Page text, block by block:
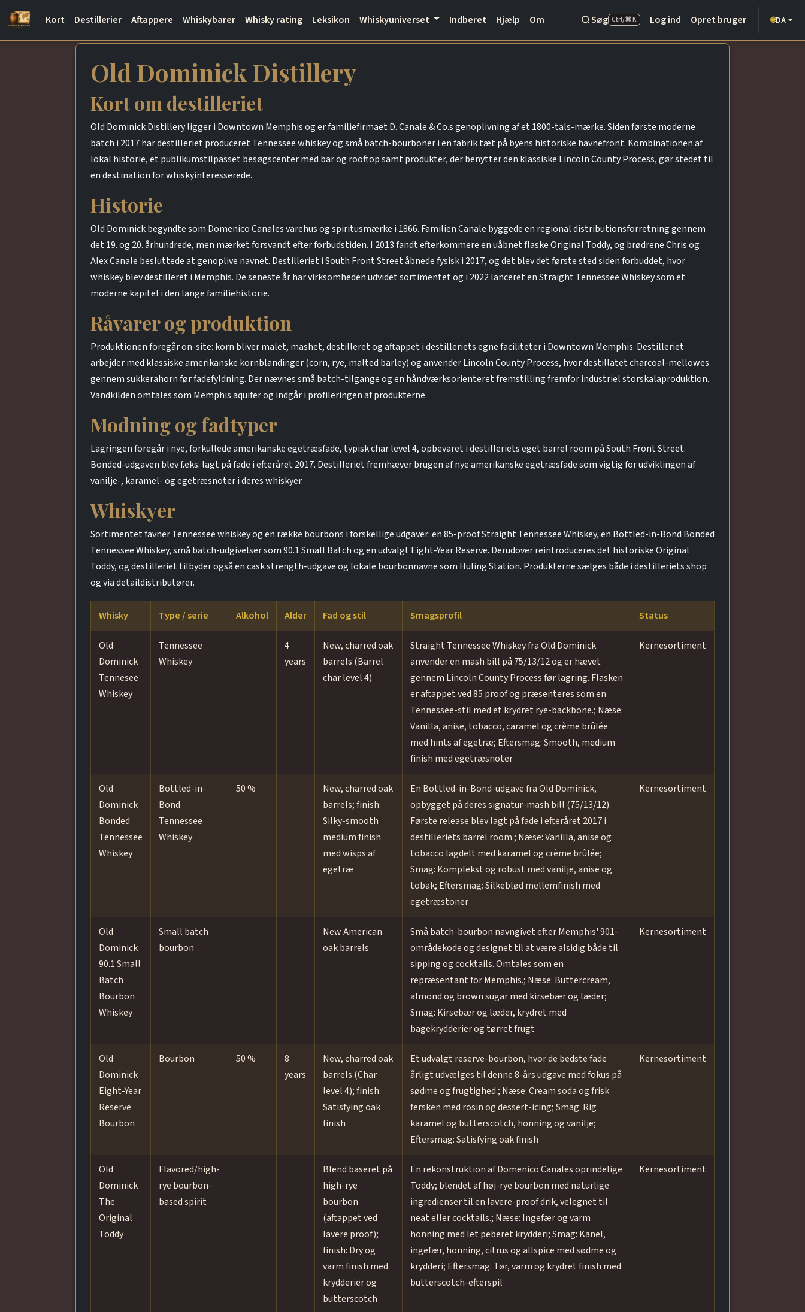
Kort Destillerier Aftappere Whiskybarer Whisky rating Leksikon Whiskyuniverset Indberet Hjælp Om Søg Ctrl/⌘ K Log ind Opret bruger 🌐DA
Old Dominick Distillery
Kort om destilleriet
Old Dominick Distillery ligger i Downtown Memphis og er familiefirmaet D. Canale & Co.s genoplivning af et 1800-tals-mærke. Siden første moderne
batch i 2017 har destilleriet produceret Tennessee whiskey og små batch-bourboner i en fabrik tæt på byens historiske havnefront. Kombinationen af
lokal historie, et publikumstilpasset besøgscenter med bar og rooftop samt produkter, der benytter den klassiske Lincoln County Process, gør stedet til
en destination for whiskyinteresserede.
Historie
Old Dominick begyndte som Domenico Canales varehus og spiritusmærke i 1866. Familien Canale byggede en regional distributionsforretning gennem
det 19. og 20. århundrede, men mærket forsvandt efter forbudstiden. I 2013 fandt efterkommere en uåbnet flaske Original Toddy, og brødrene Chris og
Alex Canale besluttede at genoplive navnet. Destilleriet i South Front Street åbnede fysisk i 2017, og det blev det første sted siden forbuddet, hvor
whiskey blev destilleret i Memphis. De seneste år har virksomheden udvidet sortimentet og i 2022 lanceret en Straight Tennessee Whiskey som et
moderne kapitel i den lange familiehistorie.
Råvarer og produktion
Produktionen foregår on-site: korn bliver malet, mashet, destilleret og aftappet i destilleriets egne faciliteter i Downtown Memphis. Destilleriet
arbejder med klassiske amerikanske kornblandinger (corn, rye, malted barley) og anvender Lincoln County Process, hvor destillatet charcoal-mellowes
gennem sukkerahorn før fadefyldning. Der nævnes små batch-tilgange og en håndværksorienteret fremstilling fremfor industriel storskalaproduktion.
Vandkilden omtales som Memphis aquifer og indgår i profileringen af produkterne.
Modning og fadtyper
Lagringen foregår i nye, forkullede amerikanske egetræsfade, typisk char level 4, opbevaret i destilleriets eget barrel room på South Front Street.
Bonded-udgaven blev f.eks. lagt på fade i efteråret 2017. Destilleriet fremhæver brugen af nye amerikanske egetræsfade som vigtig for udviklingen af
vanilje-, karamel- og egetræsnoter i deres whiskyer.
Whiskyer
Sortimentet favner Tennessee whiskey og en række bourbons i forskellige udgaver: en 85-proof Straight Tennessee Whiskey, en Bottled-in-Bond Bonded
Tennessee Whiskey, små batch-udgivelser som 90.1 Small Batch og en udvalgt Eight-Year Reserve. Derudover reintroduceres det historiske Original
Toddy, og destilleriet tilbyder også en cask strength-udgave og lokale bourbonnavne som Huling Station. Produkterne sælges både i destilleriets shop
og via detaildistributører.
Whisky Type / serie Alkohol Alder Fad og stil Smagsprofil Status
Old
Dominick
Tennesee
Whiskey
Tennessee
Whiskey
4
years
New, charred oak
barrels (Barrel
char level 4)
Straight Tennessee Whiskey fra Old Dominick
anvender en mash bill på 75/13/12 og er hævet
gennem Lincoln County Process før lagring. Flasken
er aftappet ved 85 proof og præsenteres som en
Tennessee-stil med et krydret rye-backbone.; Næse:
Vanilla, anise, tobacco, caramel og crème brûlée
med hints af egetræ; Eftersmag: Smooth, medium
finish med egetræsnoter
Kernesortiment
Old
Dominick
Bonded
Tennessee
Whiskey
Bottled-in-
Bond
Tennessee
Whiskey
50 %
New, charred oak
barrels; finish:
Silky-smooth
medium finish
med wisps af
egetræ
En Bottled-in-Bond-udgave fra Old Dominick,
opbygget på deres signatur-mash bill (75/13/12).
Første release blev lagt på fade i efteråret 2017 i
destilleriets barrel room.; Næse: Vanilla, anise og
tobacco lagdelt med karamel og crème brûlée;
Smag: Komplekst og robust med vanilje, anise og
tobak; Eftersmag: Silkeblød mellemfinish med
egetræstoner
Kernesortiment
Old
Dominick
90.1 Small
Batch
Bourbon
Whiskey
Small batch
bourbon
New American
oak barrels
Små batch-bourbon navngivet efter Memphis' 901-
områdekode og designet til at være alsidig både til
sipping og cocktails. Omtales som en
repræsentant for Memphis.; Næse: Buttercream,
almond og brown sugar med kirsebær og læder;
Smag: Kirsebær og læder, krydret med
bagekrydderier og tørret frugt
Kernesortiment
Old
Dominick
Eight-Year
Reserve
Bourbon
Bourbon 50 %
8
years
New, charred oak
barrels (Char
level 4); finish:
Satisfying oak
finish
Et udvalgt reserve-bourbon, hvor de bedste fade
årligt udvælges til denne 8-års udgave med fokus på
sødme og frugtighed.; Næse: Cream soda og frisk
fersken med rosin og dessert-icing; Smag: Rig
karamel og butterscotch, honning og vanilje;
Eftersmag: Satisfying oak finish
Kernesortiment
Old
Dominick
The
Original
Toddy
Flavored/high-
rye bourbon-
based spirit
Blend baseret på
high-rye
bourbon
(aftappet ved
lavere proof);
finish: Dry og
varm finish med
krydderier og
butterscotch
En rekonstruktion af Domenico Canales oprindelige
Toddy; blendet af høj-rye bourbon med naturlige
ingredienser til en lavere-proof drik, velegnet til
neat eller cocktails.; Næse: Ingefær og varm
honning med let peberet krydderi; Smag: Kanel,
ingefær, honning, citrus og allspice med sødme og
krydderi; Eftersmag: Tør, varm og krydret finish med
butterscotch-efterspil
Kernesortiment